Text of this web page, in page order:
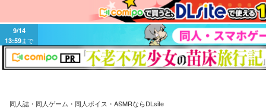
9/14
13:59まで
同人誌・同人ゲーム・同人ボイス・ASMRならDLsite